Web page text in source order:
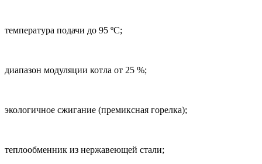
температура подачи до 95 ºC;
диапазон модуляции котла от 25 %;
экологичное сжигание (премиксная горелка);
теплообменник из нержавеющей стали;